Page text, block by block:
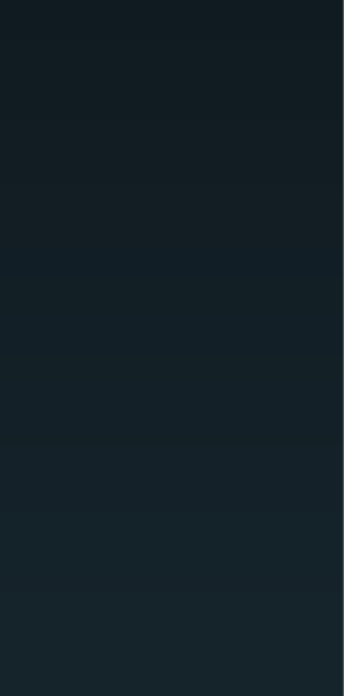
、かつてレッドカーペットをファンが囲む
たものが、年を重ねるごとにステージやイ
れるなど、より立体的なイベントへと進化
は会場内で同時進行することが多く、放送
どうしても人気俳優や著名監督といった方
。その結果、他の作品のファンから「自分
映らない」という不満の声が高まっていま
するため、東京国際映画祭（TIFF）はレッ
ングル配信を導入。ファンひとりひとり
目したい人物やステージを選んで楽しめ、
クションも実現することができました。
導入した結果、こんな喜びの声が集ま
っと追えるのがうれしい」